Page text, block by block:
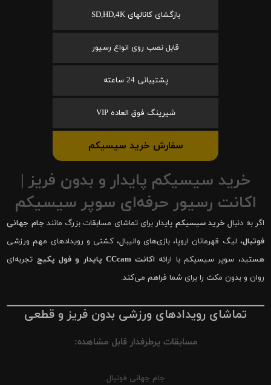
بازگشای کانالهای SD,HD,4K
قابل نصب روی انواع رسیور
پشتیبانی 24 ساعته
شیرینگ فوق العاده VIP
سفارش خرید سیسیکم
خرید سیسیکم پایدار و بدون فریز |
اکانت رسیور حرفه‌ای سوپر سیسیکم
اگر به دنبال خرید سیسیکم پایدار برای تماشای مسابقات بزرگ مانند جام جهانی
فوتبال، لیگ قهرمانان اروپا، بازی‌های والیبال، کشتی و رویدادهای مهم ورزشی
هستید، سوپر سیسیکم با ارائه اکانت CCcam پایدار و فول پکیج
تجربه‌ای
روان و بدون مکث را برای شما فراهم می‌کند.
تماشای رویدادهای ورزشی بدون فریز و قطعی
مسابقات پرطرفدار قابل مشاهده:
جام جهانی فوتبال